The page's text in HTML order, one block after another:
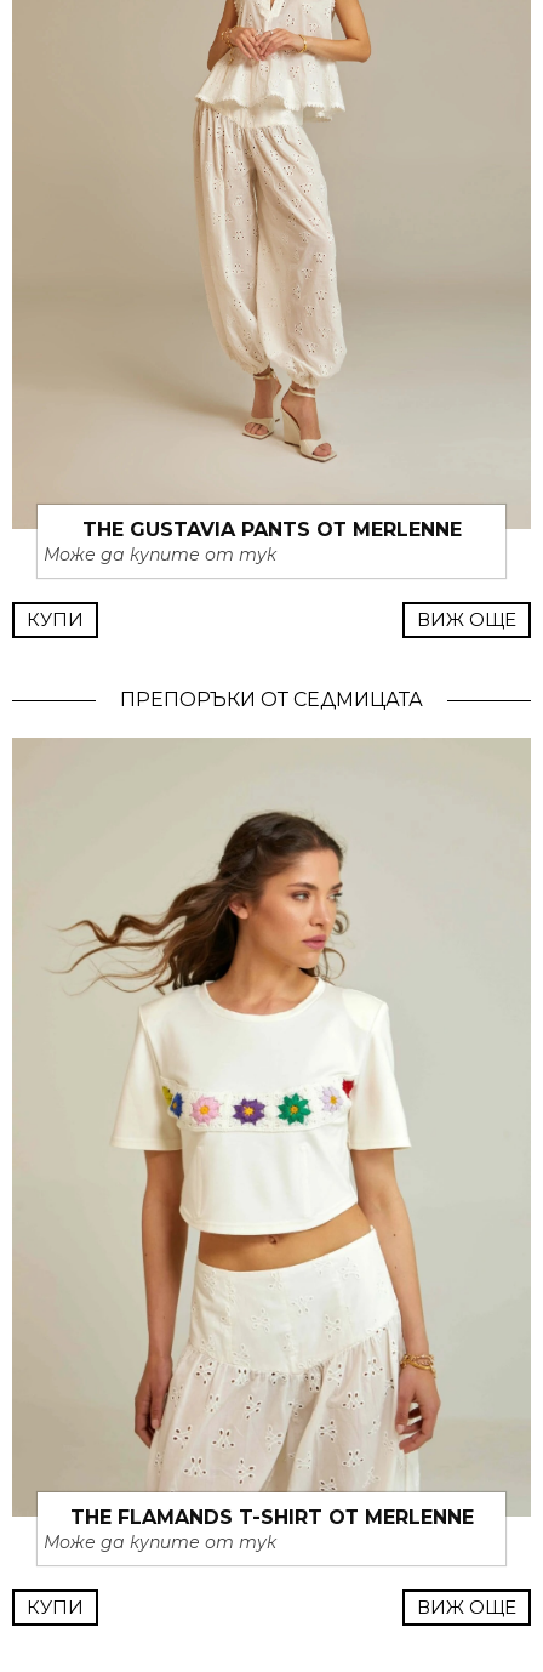
THE GUSTAVIA PANTS ОТ MERLENNE
Може да купите от тук
КУПИ ВИЖ ОЩЕ
ПРЕПОРЪКИ ОТ СЕДМИЦАТА
THE FLAMANDS T-SHIRT ОТ MERLENNE
Може да купите от тук
КУПИ ВИЖ ОЩЕ